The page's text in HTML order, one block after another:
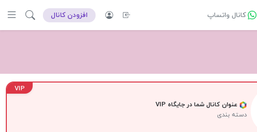
کانال واتساپ افزودن کانال
VIP
عنوان کانال شما در جایگاه VIP
دسته بندی